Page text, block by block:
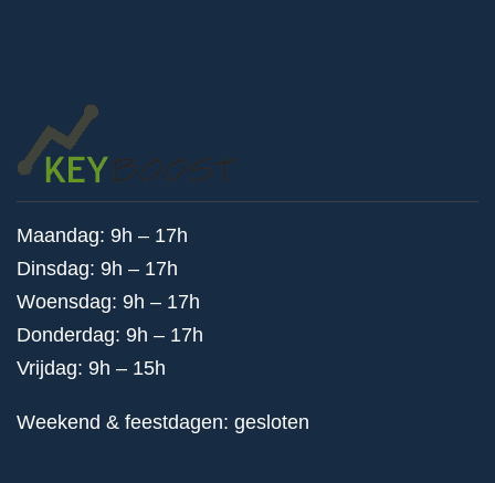
Maandag: 9h – 17h
Dinsdag: 9h – 17h
Woensdag: 9h – 17h
Donderdag: 9h – 17h
Vrijdag: 9h – 15h
Weekend & feestdagen: gesloten